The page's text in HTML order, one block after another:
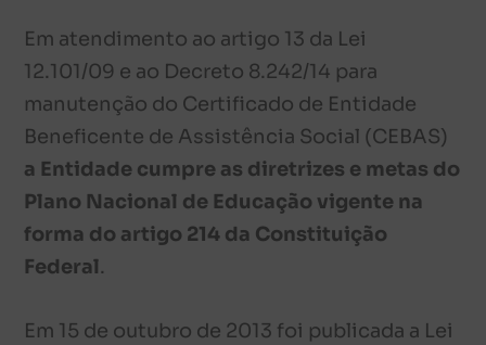
Em atendimento ao artigo 13 da Lei
12.101/09 e ao Decreto 8.242/14 para
manutenção do Certificado de Entidade
Beneficente de Assistência Social (CEBAS)
a Entidade cumpre as diretrizes e metas do
Plano Nacional de Educação vigente na
forma do artigo 214 da Constituição
Federal.
Em 15 de outubro de 2013 foi publicada a Lei